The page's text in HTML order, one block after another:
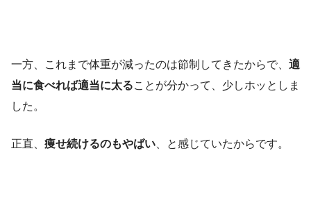
一方、これまで体重が減ったのは節制してきたからで、 適
当に食べれば適当に太ることが分かって、少しホッとしま
した。
正直、 痩せ続けるのもやばい 、と感じていたからです。